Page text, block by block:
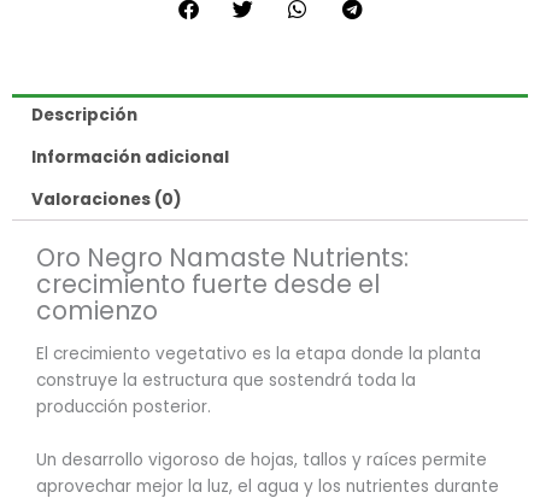
Descripción
Información adicional
Valoraciones (0)
Oro Negro Namaste Nutrients:
crecimiento fuerte desde el
comienzo
El crecimiento vegetativo es la etapa donde la planta
construye la estructura que sostendrá toda la
producción posterior.
Un desarrollo vigoroso de hojas, tallos y raíces permite
aprovechar mejor la luz, el agua y los nutrientes durante